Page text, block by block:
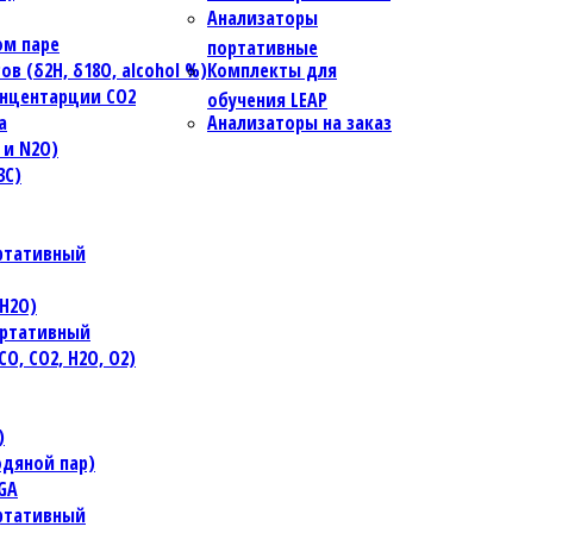
паре
(δ2H, δ18O, alcohol %)
CO2
N2O)
CO2, H2O, O2)
пар)
Анализаторы
портативные
Комплекты для
обучения LEAP
Анализаторы на заказ